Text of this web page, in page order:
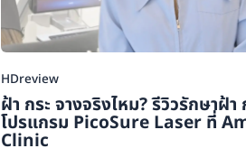
HDreview
ฝ้า กระ จางจริงไหม? รีวิวรักษาฝ้า
โปรแกรม PicoSure Laser ที่
Clinic